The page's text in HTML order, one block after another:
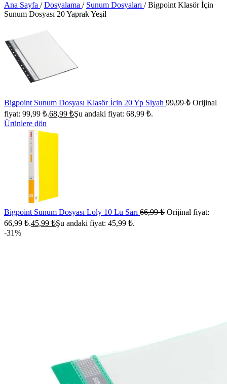
Ana Sayfa / Dosyalama / Sunum Dosyaları / Bigpoint Klasör İçin
Sunum Dosyası 20 Yaprak Yeşil
Bigpoint Sunum Dosyası Klasör İcin 20 Yp Siyah 99,99₺ Orijinal
fiyat: 99,99 ₺.68,99 ₺Şu andaki fiyat: 68,99 ₺.
Ürünlere dön
Bigpoint Sunum Dosyası Loly 10 Lu Sarı 66,99₺ Orijinal fiyat:
66,99 ₺.45,99 ₺Şu andaki fiyat: 45,99 ₺.
-31%